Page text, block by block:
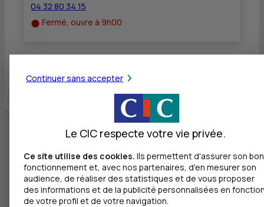
04 32 80 34 15
Fermé, ouvre à 9h00
Toutes les localités
Continuer sans accepter
Le CIC respecte votre vie privée.
Ce site utilise des cookies. Ils permettent d'assurer son bon
fonctionnement et, avec nos partenaires, d'en mesurer son
audience, de réaliser des statistiques et de vous proposer
des informations et de la publicité personnalisées en
de votre profil et de votre navigation.